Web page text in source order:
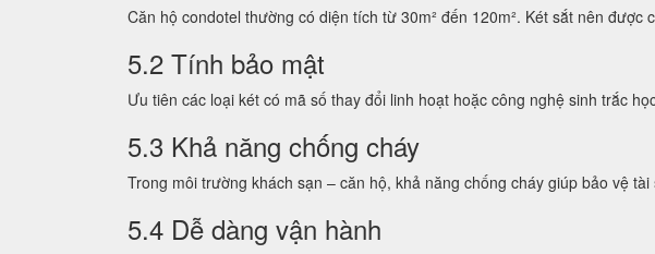
Căn hộ condotel thường có diện tích từ 30m² đến 120m². Két sắt nên
5.2 Tính bảo mật
Ưu tiên các loại két có mã số thay đổi linh hoạt hoặc công nghệ sinh trắc
5.3 Khả năng chống cháy
Trong môi trường khách sạn – căn hộ, khả năng chống cháy giúp bảo vệ
5.4 Dễ dàng vận hành